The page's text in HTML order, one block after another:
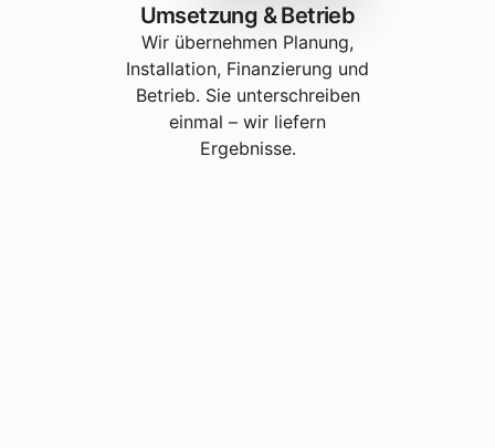
Umsetzung & Betrieb
Wir übernehmen Planung,
Installation, Finanzierung und
Betrieb. Sie unterschreiben
einmal – wir liefern
Ergebnisse.